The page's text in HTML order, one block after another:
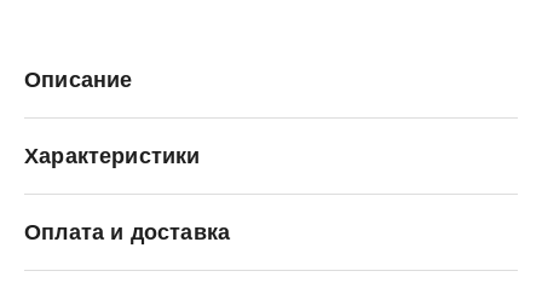
Описание
Характеристики
Оплата и доставка